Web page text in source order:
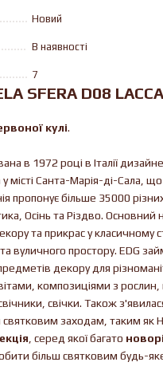
Новий
В наявності
7
SFERA D08
кулі.
в 1972 році в Італії
місті Санта-Марія-ді-Сала, що
пропонує більше 35000
Осінь та Різдво. Основний
та прикрас у класичному
вуличного простору. EDG
декору для
композиціями з
свічки. Також
заходам, таким як
, серед якої багато
більш святковим будь-